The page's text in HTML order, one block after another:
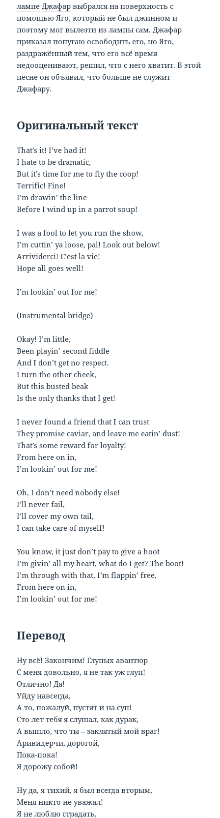
лампе Джафар выбрался на поверхность с
помощью Яго, который не был джинном и
поэтому мог вылезти из лампы сам. Джафар
приказал попугаю освободить его, но Яго,
раздражённый тем, что его всё время
недооценивают, решил, что с него хватит. В этой
песне он объявил, что больше не служит
Джафару.
Оригинальный текст
That’s it! I’ve had it!
I hate to be dramatic,
But it’s time for me to fly the coop!
Terrific! Fine!
I’m drawin’ the line
Before I wind up in a parrot soup!
I was a fool to let you run the show,
I’m cuttin’ ya loose, pal! Look out below!
Arrividerci! C’est la vie!
Hope all goes well!
I’m lookin’ out for me!
(Instrumental bridge)
Okay! I’m little,
Been playin’ second fiddle
And I don’t get no respect.
I turn the other cheek,
But this busted beak
Is the only thanks that I get!
I never found a friend that I can trust
They promise caviar, and leave me eatin’ dust!
That’s some reward for loyalty!
From here on in,
I’m lookin’ out for me!
Oh, I don’t need nobody else!
I’ll never fail,
I’ll cover my own tail,
I can take care of myself!
You know, it just don’t pay to give a hoot
I’m givin’ all my heart, what do I get? The boot!
I’m through with that, I’m flappin’ free,
From here on in,
I’m lookin’ out for me!
Перевод
Ну всё! Закончим! Глупых авантюр
С меня довольно, я не так уж глуп!
Отлично! Да!
Уйду навсегда,
А то, пожалуй, пустят и на суп!
Сто лет тебя я слушал, как дурак,
А вышло, что ты – заклятый мой враг!
Аривидерчи, дорогой,
Пока-пока!
Я дорожу собой!
Ну да, я тихий, я был всегда вторым,
Меня никто не уважал!
Я не люблю страдать,